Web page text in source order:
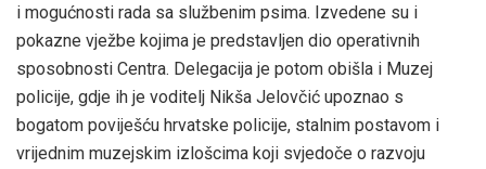
i mogućnosti rada sa službenim psima. Izvedene su i
pokazne vježbe kojima je predstavljen dio operativnih
sposobnosti Centra. Delegacija je potom obišla i Muzej
policije, gdje ih je voditelj Nikša Jelovčić upoznao s
bogatom poviješću hrvatske policije, stalnim postavom i
vrijednim muzejskim izlošcima koji svjedoče o razvoju